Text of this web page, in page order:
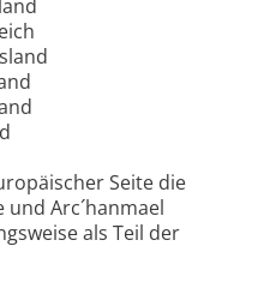
Seite die
Arc´hanmael
als Teil der